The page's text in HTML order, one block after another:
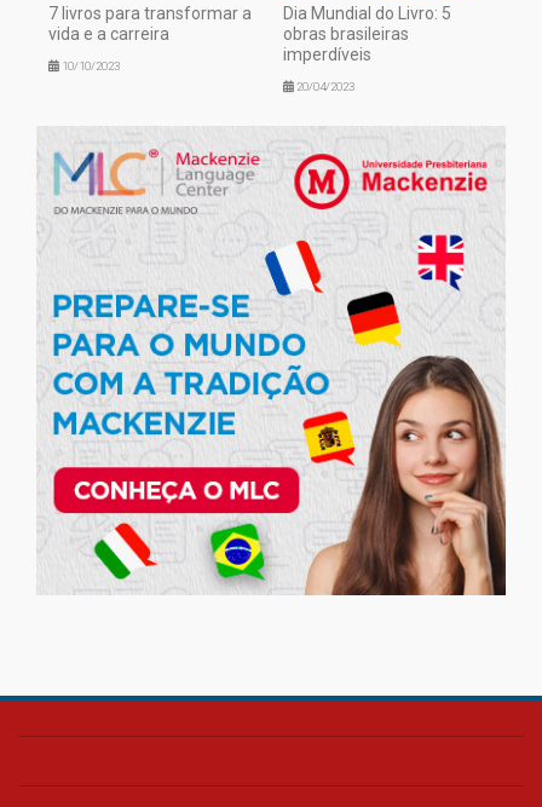
7 livros para transformar a
vida e a carreira
10/10/2023
Dia Mundial do Livro: 5
obras brasileiras
imperdíveis
20/04/2023